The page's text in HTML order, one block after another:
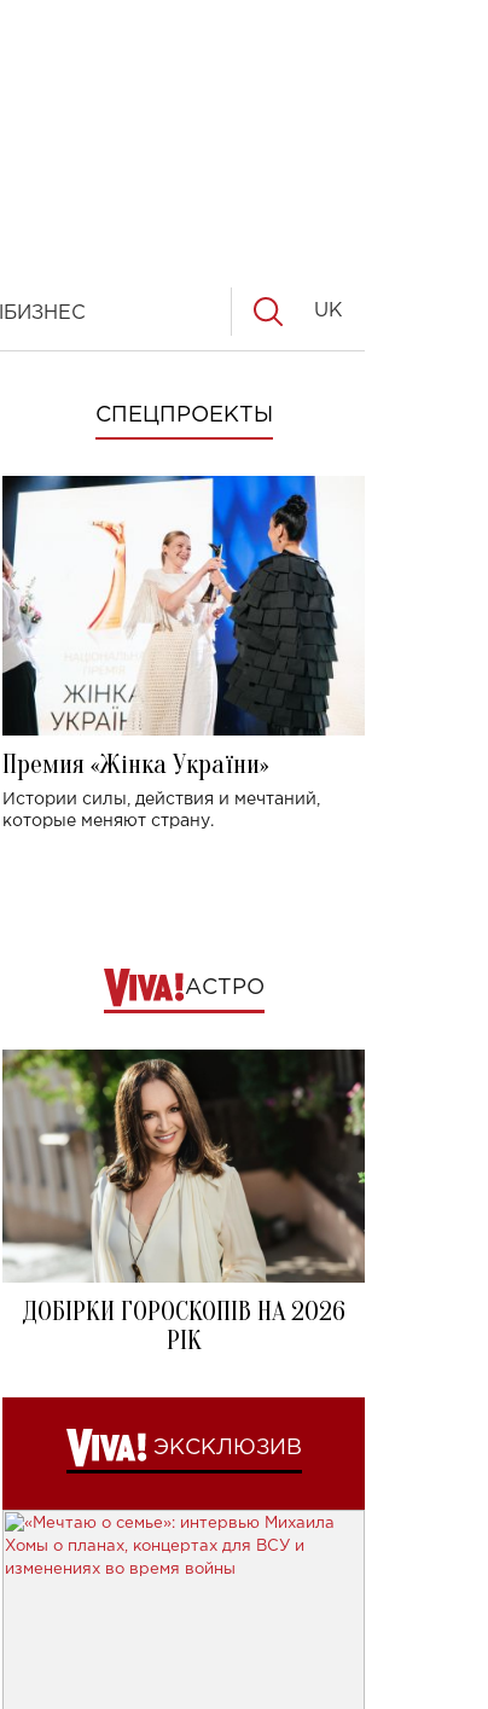
БИЗНЕС UK
СПЕЦПРОЕКТЫ
Премия «Жінка України»
Истории силы, действия и мечтаний,
которые меняют страну.
АСТРО
ДОБІРКИ ГОРОСКОПІВ НА 2026
РІК
ЭКСКЛЮЗИВ